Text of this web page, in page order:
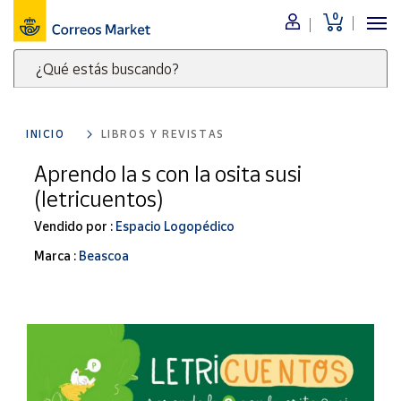
0
¿Qué estás buscando?
clave
para
buscar
productos
Correos
Menú
Nuestro
catálogo
Alimentación
Bebidas
Ocio y cultura
Juguetes y
Merchandising
Correos
INICIO LIBROS Y REVISTAS
Aprendo la s con la osita susi
(letricuentos)
Vendido por : Espacio Logopédico
Marca : Beascoa